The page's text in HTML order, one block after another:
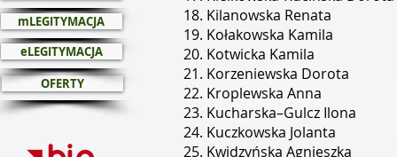
Kilanowska Renata
Kołakowska Kamila
Kotwicka Kamila
Korzeniewska Dorota
Kroplewska Anna
Kucharska–Gulcz Ilona
Kuczkowska Jolanta
Kwidzyńska Agnieszka
OFERTY
mLEGITYMACJA
eLEGITYMACJA